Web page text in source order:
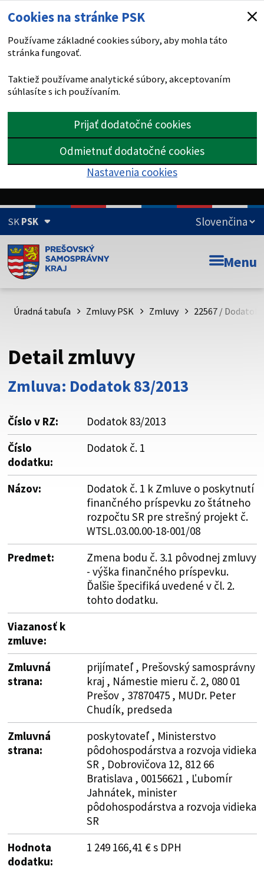
Cookies na stránke PSK
Používame základné cookies súbory, aby mohla táto
stránka fungovať.
Taktiež používame analytické súbory, akceptovaním
súhlasíte s ich používaním.
Prijať dodatočné cookies
Odmietnuť dodatočné cookies
Nastavenia cookies
SKPSK
Doména psk.sk je oficiálna
Toto je oficiálna webová stránka Prešovského
psk.sk.
Buďte pozorní a vždy sa uistite, že zdieľate informácie iba
cez zabezpečenú webovú stránku. Zabezpečená stránka
vždy začína https:// pred názvom domény webového sídla.
Menu
Úradná tabuľa Zmluvy PSK Zmluvy 22567 /
Detail zmluvy
Zmluva: Dodatok 83/2013
Číslo v RZ:
Dodatok 83/2013
Číslo
dodatku:
Dodatok č. 1
Názov:
Dodatok č. 1 k Zmluve o poskytnutí
finančného príspevku zo štátneho
rozpočtu SR pre strešný projekt č.
WTSL.03.00.00-18-001/08
Predmet:
Zmena bodu č. 3.1 pôvodnej zmluvy
- výška finančného príspevku.
Ďalšie špecifiká uvedené v čl. 2.
tohto dodatku.
Viazanosť k
zmluve:
Zmluvná
strana:
prijímateľ , Prešovský samosprávny
kraj , Námestie mieru č. 2, 080 01
Prešov , 37870475 , MUDr. Peter
Chudík, predseda
Zmluvná
strana:
poskytovateľ , Ministerstvo
pôdohospodárstva a rozvoja vidieka
SR , Dobrovičova 12, 812 66
Bratislava , 00156621 , Ľubomír
Jahnátek, minister
pôdohospodárstva a rozvoja vidieka
SR
Hodnota
dodatku:
1 249 166,41 € s DPH